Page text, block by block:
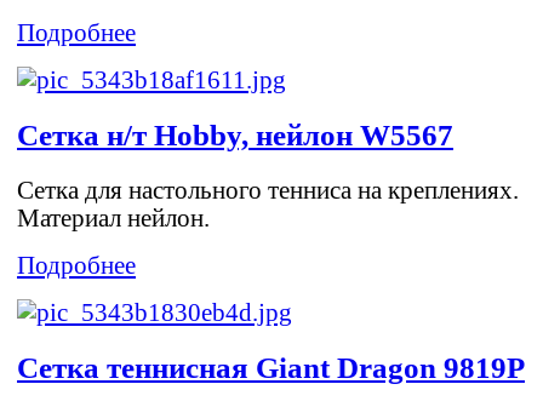
Подробнее
Сетка н/т Hobby, нейлон W5567
Сетка для настольного тенниса на креплениях.
Материал нейлон.
Подробнее
Сетка теннисная Giant Dragon 9819P